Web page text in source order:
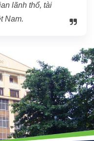
lãnh thổ, tài
Nam.